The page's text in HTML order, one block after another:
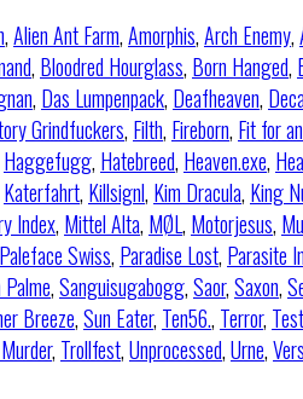
,Alien Ant Farm,Amorphis,Arch Enemy,
, Bloodred Hourglass, Born Hanged,
, Das Lumpenpack, Deafheaven,
Grindfuckers, Filth, Fireborn, Fit for
Haggefugg, Hatebreed, Heaven.exe,
Katerfahrt, Killsignl, Kim Dracula, King
Index, Mittel Alta, MØL, Motorjesus,
Paleface Swiss, Paradise Lost, Parasite
,Sanguisugabogg,Saor,Saxon,
Breeze,Sun Eater, Ten56., Terror,
, Trollfest,Unprocessed,Urne,